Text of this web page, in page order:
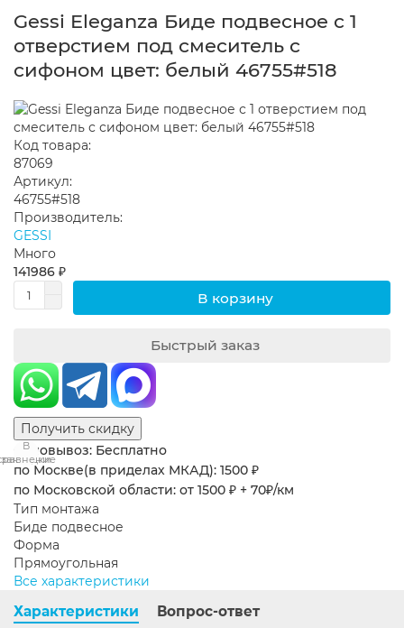
Gessi Eleganza Биде подвесное с 1
отверстием под смеситель с
сифоном цвет: белый 46755#518
Код товара:
87069
Артикул:
46755#518
Производитель:
GESSI
Много
141986 ₽
В корзину
Быстрый заказ
Получить скидку
В
закладки
В
Самовывоз: Бесплатно
по Москве(в приделах МКАД): 1500 ₽
по Московской области: от 1500 ₽ + 70₽/км
Тип монтажа
Биде подвесное
Форма
Прямоугольная
Все характеристики
Характеристики Вопрос-ответ